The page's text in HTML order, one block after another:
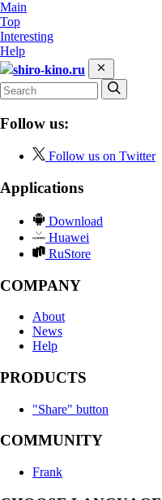
Main
Top
Interesting
Help
shiro-kino.ru
Follow us:
Follow us on Twitter
Applications
Download
Huawei
RuStore
COMPANY
About
News
Help
PRODUCTS
"Share" button
COMMUNITY
Frank